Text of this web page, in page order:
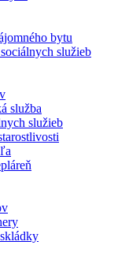
bytu
služieb
služba
služieb